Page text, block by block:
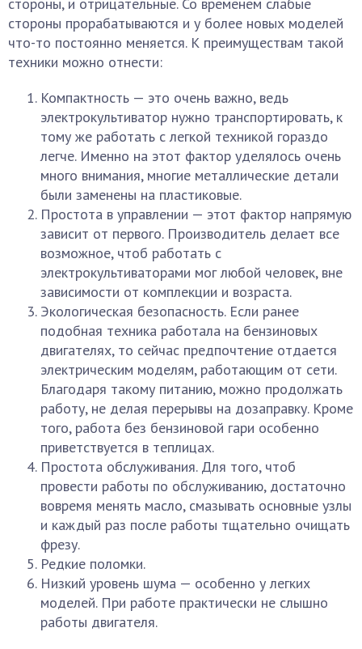
стороны прорабатываются и у более новых моделей
что-то постоянно меняется. К преимуществам такой
техники можно отнести:
Компактность — это очень важно, ведь
электрокультиватор нужно транспортировать, к
тому же работать с легкой техникой гораздо
легче. Именно на этот фактор уделялось очень
много внимания, многие металлические детали
были заменены на пластиковые.
Простота в управлении — этот фактор напрямую
зависит от первого. Производитель делает все
возможное, чтоб работать с
электрокультиваторами мог любой человек, вне
зависимости от комплекции и возраста.
Экологическая безопасность. Если ранее
подобная техника работала на бензиновых
двигателях, то сейчас предпочтение отдается
электрическим моделям, работающим от сети.
Благодаря такому питанию, можно продолжать
работу, не делая перерывы на дозаправку. Кроме
того, работа без бензиновой гари особенно
приветствуется в теплицах.
Простота обслуживания. Для того, чтоб
провести работы по обслуживанию, достаточно
вовремя менять масло, смазывать основные узлы
и каждый раз после работы тщательно очищать
фрезу.
Редкие поломки.
Низкий уровень шума — особенно у легких
моделей. При работе практически не слышно
работы двигателя.